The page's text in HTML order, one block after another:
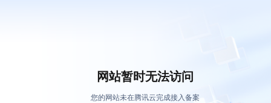
网站暂时无法访问
您的网站未在腾讯云完成接入备案